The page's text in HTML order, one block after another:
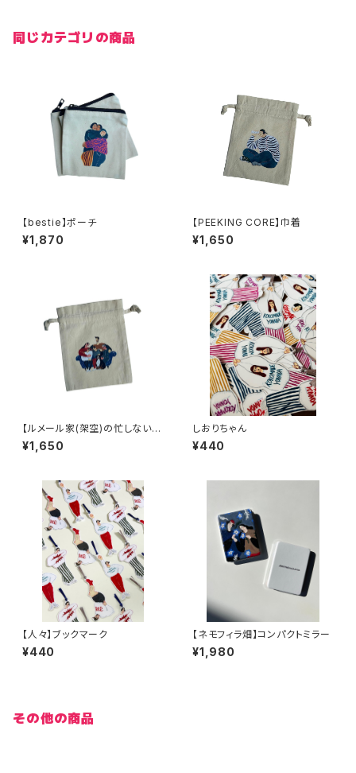
同じカテゴリの商品
【bestie】ポーチ
¥1,870
【PEEKING CORE】巾着
¥1,650
【ルメール家(架空)の忙しない家
族写真】巾着
¥1,650
しおりちゃん
¥440
【人々】ブックマーク
¥440
【ネモフィラ畑】コンパクトミラー
¥1,980
その他の商品